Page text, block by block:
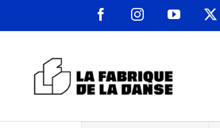
FacebookInstagramYouTube